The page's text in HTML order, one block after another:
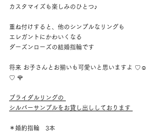
カスタマイズも楽しみのひとつ♪
重ね付けすると、他のシンプルなリングも
エレガントにかわいくなる
ダーズンローズの結婚指輪です
将来 お子さんとお揃いも可愛いと思いますよ ♡☺︎︎
♡︎ 🌹
ブライダルリングの
シルバーサンプルをお貸し出ししております
＊婚約指輪　3本